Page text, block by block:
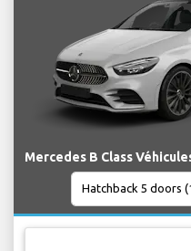
Mercedes B Class